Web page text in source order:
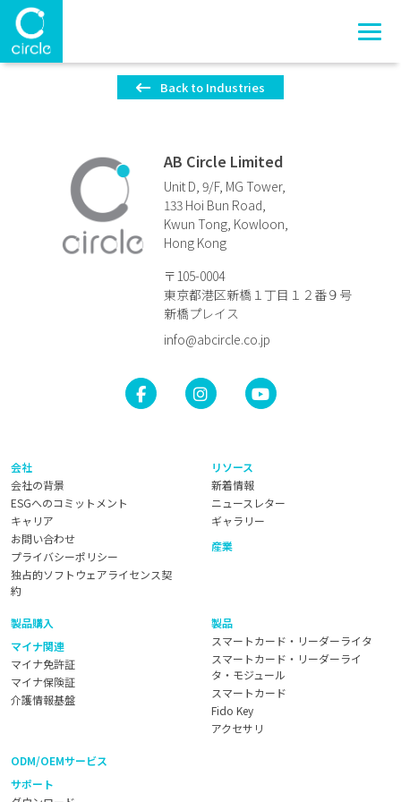
Back to Industries
AB Circle Limited
Unit D, 9/F, MG Tower,
133 Hoi Bun Road,
Kwun Tong, Kowloon,
Hong Kong
〒105-0004
東京都港区新橋１丁目１２番９号
新橋プレイス
info@abcircle.co.jp
会社
会社の背景
ESGへのコミットメント
キャリア
お問い合わせ
プライバシーポリシー
独占的ソフトウェアライセンス契
約
リソース
新着情報
ニュースレター
ギャラリー
産業
製品購入
マイナ関連
マイナ免許証
マイナ保険証
介護情報基盤
製品
スマートカード・リーダーライタ
スマートカード・リーダーライ
タ・モジュール
スマートカード
Fido Key
アクセサリ
ODM/OEMサービス
サポート